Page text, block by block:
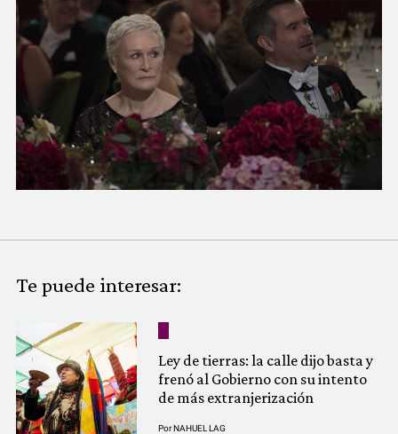
COMUNIDAD
QUIÉNES SOMOS
Te puede interesar:
Ley de tierras: la calle dijo basta y
frenó al Gobierno con su intento
de más extranjerización
PorNAHUEL LAG